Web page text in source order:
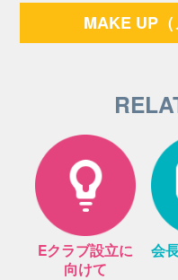
MAKE UP
Eクラブ設立に
向けて
会